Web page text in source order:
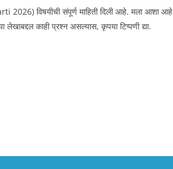
2026) विषयीची संपूर्ण माहिती दिली आहे. मला आशा आहे
काही प्रश्न असल्यास, कृपया टिप्पणी द्या.